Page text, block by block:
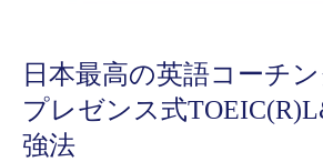
日本最高の英語コーチ
プレゼンス式
強法